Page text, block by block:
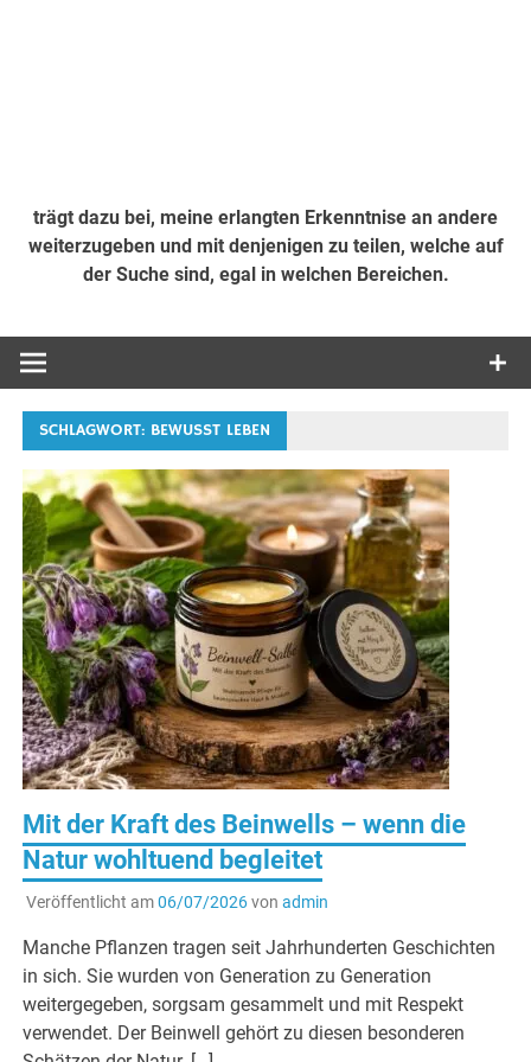
trägt dazu bei, meine erlangten Erkenntnise an andere
weiterzugeben und mit denjenigen zu teilen, welche auf
der Suche sind, egal in welchen Bereichen.
SCHLAGWORT: BEWUSST LEBEN
Mit der Kraft des Beinwells – wenn die
Natur wohltuend begleitet
Veröffentlicht am06/07/2026von admin
Manche Pflanzen tragen seit Jahrhunderten Geschichten
in sich. Sie wurden von Generation zu Generation
weitergegeben, sorgsam gesammelt und mit Respekt
verwendet. Der Beinwell gehört zu diesen besonderen